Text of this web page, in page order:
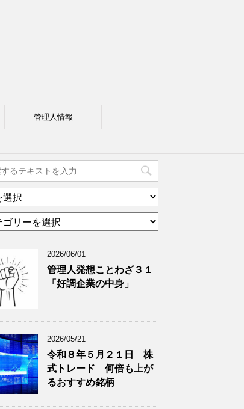
管理人情報
2026/06/01
管理人発想ことわざ３１
「好調企業の中身」
2026/05/21
令和８年５月２１日 株
式トレード 何倍も上が
るおすすめ銘柄